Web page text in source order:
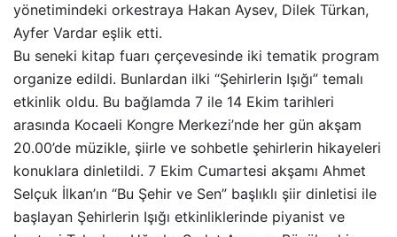
yönetimindeki orkestraya Hakan Aysev, Dilek Türkan,
Ayfer Vardar eşlik etti.
Bu seneki kitap fuarı çerçevesinde iki tematik program
organize edildi. Bunlardan ilki “Şehirlerin Işığı” temalı
etkinlik oldu. Bu bağlamda 7 ile 14 Ekim tarihleri
arasında Kocaeli Kongre Merkezi’nde her gün akşam
20.00’de müzikle, şiirle ve sohbetle şehirlerin hikayeleri
konuklara dinletildi. 7 Ekim Cumartesi akşamı Ahmet
Selçuk İlkan’ın “Bu Şehir ve Sen” başlıklı şiir dinletisi ile
başlayan Şehirlerin Işığı etkinliklerinde piyanist ve